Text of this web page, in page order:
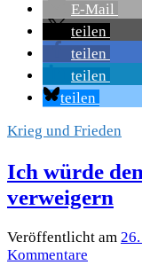
E-Mail
teilen
teilen
teilen
teilen
Krieg und Frieden
Ich würde
verweigern
Veröffentlicht am
Kommentare